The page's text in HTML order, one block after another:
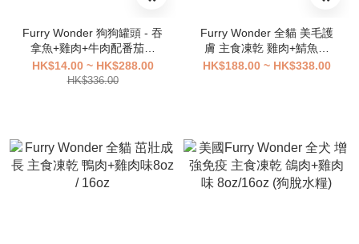
Furry Wonder 狗狗罐頭 - 吞
拿魚+雞肉+牛肉配番茄醬
85g
HK$14.00 ~ HK$288.00
HK$336.00
Furry Wonder 全貓 美毛護
膚 主食凍亁 雞肉+鯖魚味
8oz/ 16oz (貓脫水糧)
HK$188.00 ~ HK$338.00